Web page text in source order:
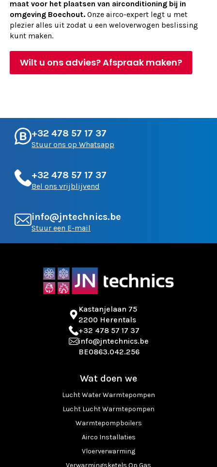
maat voor het plaatsen van airconditioning bij in
omgeving Boechout. Onze airco-expert legt u met
plezier alles uit zodat u een weloverwogen beslissing
kunt maken.
Wilt u ons advies? Afspraak maken?
+32 478 57 17 37
Stuur ons op Whatsapp
+32 478 57 17 37
Bel ons vrijblijvend
info@jntechnics.be
Stuur een E-mail
Kastanjelaan 75
2200 Herentals
+32 478 57 17 37
info@jntechnics.be
BE0863.042.256
Wat doen we
Lucht Water Warmtepompen
Lucht Lucht Warmtepompen
Warmtepompboilers
Airco Installaties
Vloerverwarming
Verwarmingsketels Op Gas